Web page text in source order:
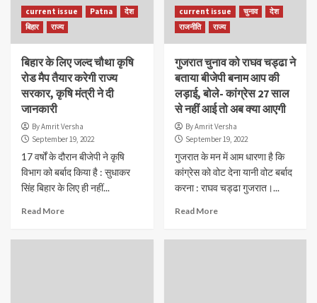
current issue Patna
देश
बिहार
राज्य
बिहार के लिए जल्द चौथा कृषि
रोड मैप तैयार करेगी राज्य
सरकार, कृषि मंत्री ने दी
जानकारी
By Amrit Versha
September 19, 2022
17 वर्षों के दौरान बीजेपी ने कृषि
विभाग को बर्बाद किया है : सुधाकर
सिंह बिहार के लिए ही नहीं...
Read More
current issue चुनाव
देश
राजनीति
राज्य
गुजरात चुनाव को राघव चड्ढा ने
बताया बीजेपी बनाम आप की
लड़ाई, बोले- कांग्रेस 27 साल
से नहीं आई तो अब क्या आएगी
By Amrit Versha
September 19, 2022
गुजरात के मन में आम धारणा है कि
कांग्रेस को वोट देना यानी वोट बर्बाद
करना : राघव चड्ढा गुजरात।...
Read More